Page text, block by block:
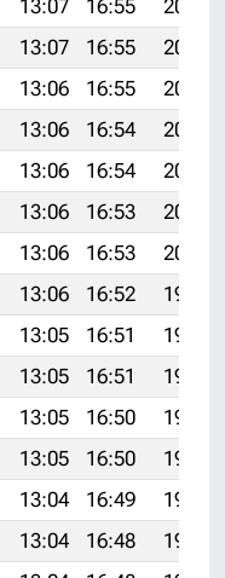
13:07 16:55
20:07
13:07 16:55
20:06
13:06 16:55
20:04
13:06 16:54
20:03
13:06 16:54
20:02
13:06 16:53
20:01
13:06 16:53
20:00
13:06 16:52
19:58
13:05 16:51
19:57
13:05 16:51
19:56
13:05 16:50
19:54
13:05 16:50
19:53
13:04 16:49
19:52
13:04 16:48
19:50